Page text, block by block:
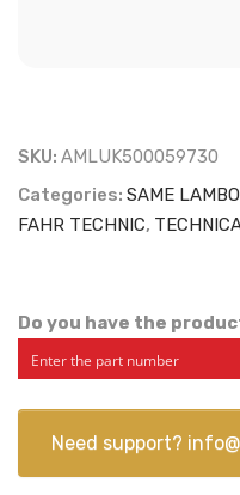
SKU: AMLUK500059730
Categories: SAME
FAHR TECHNIC,
Do you have the
Need support?